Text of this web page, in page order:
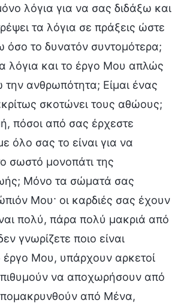
λόγια για να σας διδάξω και
τα λόγια σε πράξεις ώστε
το δυνατόν συντομότερα;
λόγια και το έργο Μου απλώς
ανθρωπότητα; Είμαι ένας
σκοτώνει τους αθώους;
πόσοι από σας έρχεστε
όλο σας το είναι για να
σωστό μονοπάτι της
Μόνο τα σώματά σας
Μου· οι καρδιές σας έχουν
πολύ, πάρα πολύ μακριά από
γνωρίζετε ποιο είναι
έργο Μου, υπάρχουν αρκετοί
να αποχωρήσουν από
από Μένα,